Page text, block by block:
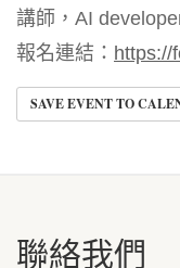
講師，AI
報名連結： https://
SAVE EVENT TO
聯絡我們